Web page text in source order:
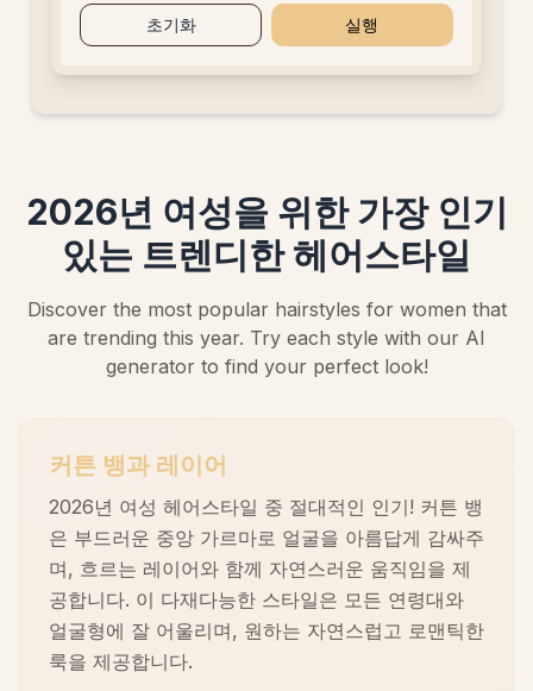
초기화 실행
2026년 여성을 위한 가장 인기
있는 트렌디한 헤어스타일
Discover the most popular hairstyles for women that
are trending this year. Try each style with our AI
generator to find your perfect look!
커튼 뱅과 레이어
2026년 여성 헤어스타일 중 절대적인 인기! 커튼 뱅
은 부드러운 중앙 가르마로 얼굴을 아름답게 감싸주
며, 흐르는 레이어와 함께 자연스러운 움직임을 제
공합니다. 이 다재다능한 스타일은 모든 연령대와
얼굴형에 잘 어울리며, 원하는 자연스럽고 로맨틱한
룩을 제공합니다.